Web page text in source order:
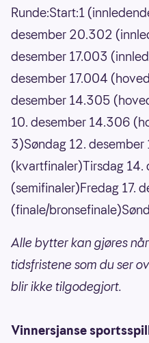
Runde:Start:1
desember 20.302
desember 17.003
desember 17.004
desember 14.305
10. desember 14.306
3)Søndag 12.
(kvartfinaler)Tirsdag
(semifinaler)Fredag 17.
(finale/
Alle bytter kan gjøres
tidsfristene som du ser
blir ikke tilgodegjort.
Vinnersjanse